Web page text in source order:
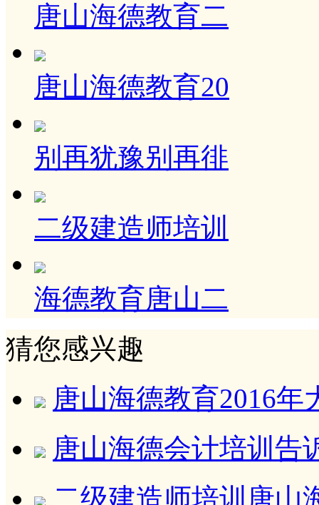
唐山海德教育二
唐山海德教育20
别再犹豫别再徘
二级建造师培训
海德教育唐山二
猜您感兴趣
唐山海德教育2016
唐山海德会计培训告
二级建造师培训唐山